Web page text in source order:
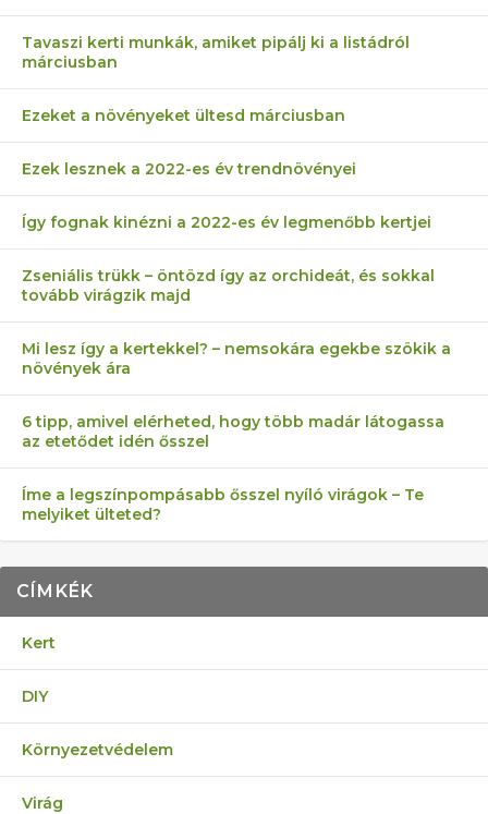
Tavaszi kerti munkák, amiket pipálj ki a listádról
márciusban
Ezeket a növényeket ültesd márciusban
Ezek lesznek a 2022-es év trendnövényei
Így fognak kinézni a 2022-es év legmenőbb kertjei
Zseniális trükk – öntözd így az orchideát, és sokkal
tovább virágzik majd
Mi lesz így a kertekkel? – nemsokára egekbe szökik a
növények ára
6 tipp, amivel elérheted, hogy több madár látogassa
az etetődet idén ősszel
Íme a legszínpompásabb ősszel nyíló virágok – Te
melyiket ülteted?
CÍMKÉK
Kert
DIY
Környezetvédelem
Virág